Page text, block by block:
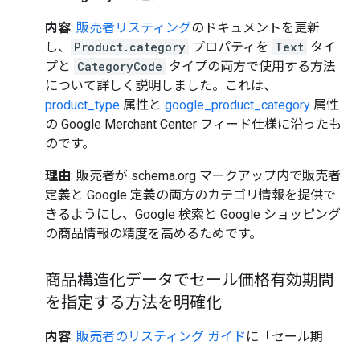
内容: 販売者リスティングのドキュメントを更新
し、
Product.category プロパティを Text タイ
プと
CategoryCode タイプの両方で使用する方法
について詳しく説明しました。これは、
product_type 属性と google_product_category 属性
の Google Merchant Center フィード仕様に沿ったも
のです。
理由: 販売者が schema.org マークアップ内で販売者
定義と Google 定義の両方のカテゴリ情報を提供で
きるようにし、Google 検索と Google ショッピング
の商品情報の精度を高めるためです。
商品構造化データでセール価格有効期間
を指定する方法を明確化
内容: 販売者のリスティング ガイド に「セール期